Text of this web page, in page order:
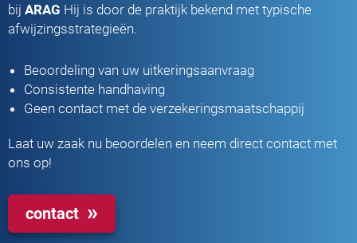
bij ARAG Hij is door de praktijk bekend met typische
afwijzingsstrategieën.
Beoordeling van uw uitkeringsaanvraag
Consistente handhaving
Geen contact met de verzekeringsmaatschappij
Laat uw zaak nu beoordelen en neem direct contact met
ons op!
contact